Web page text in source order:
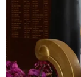
Tổng Bí